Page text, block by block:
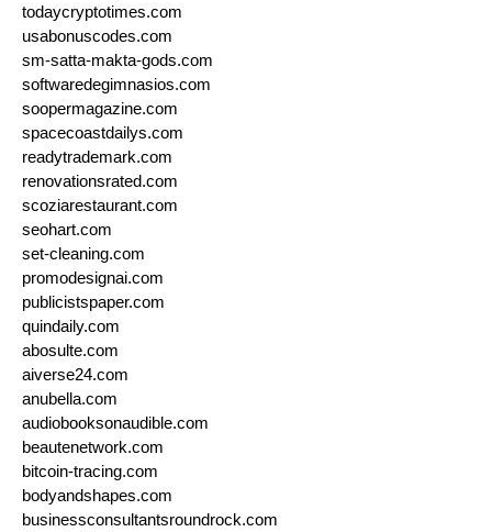
todaycryptotimes.com
usabonuscodes.com
sm-satta-makta-gods.com
softwaredegimnasios.com
soopermagazine.com
spacecoastdailys.com
readytrademark.com
renovationsrated.com
scoziarestaurant.com
seohart.com
set-cleaning.com
promodesignai.com
publicistspaper.com
quindaily.com
abosulte.com
aiverse24.com
anubella.com
audiobooksonaudible.com
beautenetwork.com
bitcoin-tracing.com
bodyandshapes.com
businessconsultantsroundrock.com